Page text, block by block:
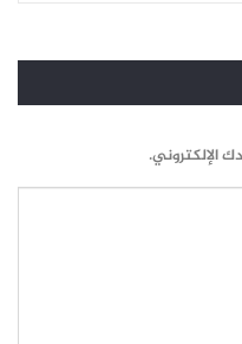
الإلكتروني.